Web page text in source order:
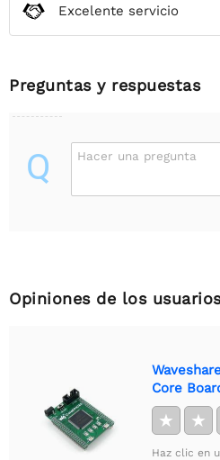
Excelente servicio
Preguntas y respuestas
Q Hacer una pregunta
Opiniones de los
Core
★ ★
Haz clic en